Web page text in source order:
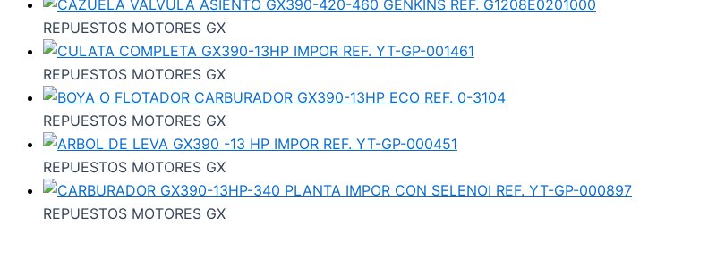
REPUESTOS MOTORES GX
REPUESTOS MOTORES GX
REPUESTOS MOTORES GX
REPUESTOS MOTORES GX
REPUESTOS MOTORES GX